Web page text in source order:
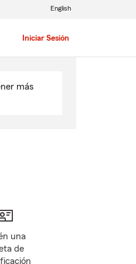
Iniciar Sesión
English
más
una
de